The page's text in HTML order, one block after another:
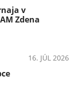
v
Zdena
16. JÚL 2026